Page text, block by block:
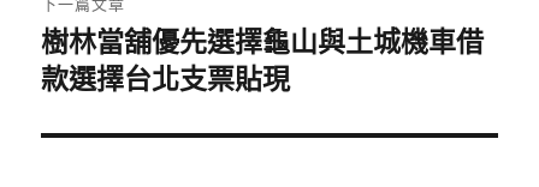
下
一
文
樹林當舖優先選擇龜山與土城機車借
款選擇台北支票貼現